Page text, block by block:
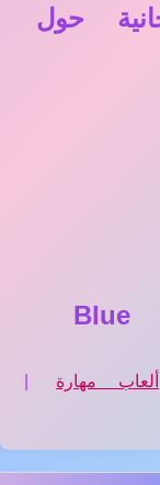
حول
ألعاب مهارة
|